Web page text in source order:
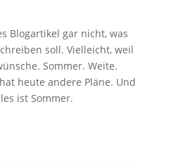
Blogartikel gar nicht, was
soll. Vielleicht, weil
Sommer. Weite.
heute andere Pläne. Und
ist Sommer.